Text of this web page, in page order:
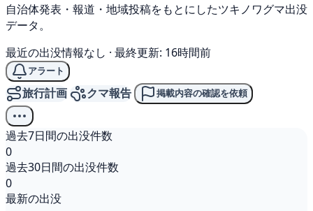
自治体発表・報道・地域投稿をもとにしたツキノワグマ出没
データ。
最近の出没情報なし · 最終更新: 16時間前
アラート
旅行計画 クマ報告 掲載内容の確認を依頼
過去7日間の出没件数
0
過去30日間の出没件数
0
最新の出没